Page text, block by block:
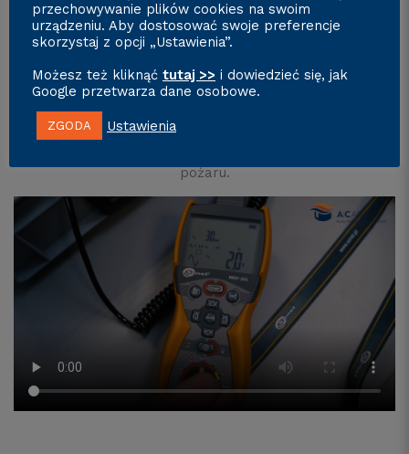
wyłącznik przeciwporażeniowy, bezpiecznik
różnicowoprądowy – elektryczne urządzenie
zabezpieczające, które rozłącza obwód po wykryciu, że
prąd elektryczny z niego wypływający nie jest równy
prądowi wpływającemu. Służy do ochrony ludzi przed
porażeniem prądem elektrycznym przy dotyku
pośrednim i bezpośrednim, ogranicza także skutki
pożaru.
przechowywanie plików cookies na swoim
urządzeniu. Aby dostosować swoje preferencje
skorzystaj z opcji „Ustawienia”.
Możesz też kliknąć tutaj >> i dowiedzieć się, jak
Google przetwarza dane osobowe.
ZGODA Ustawienia